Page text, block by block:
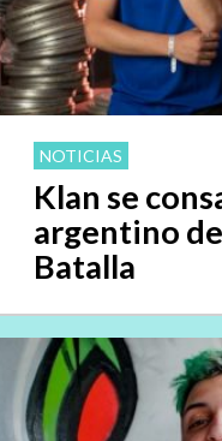
NOTICIAS
Klan se
argentino
Batalla